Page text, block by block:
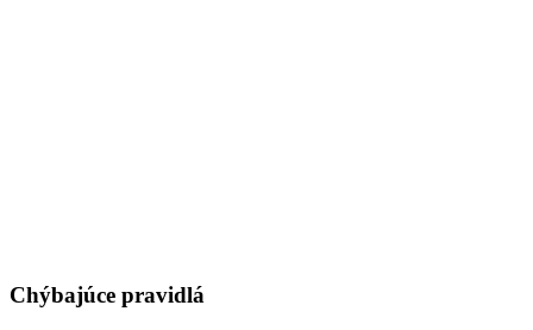
Chýbajúce pravidlá